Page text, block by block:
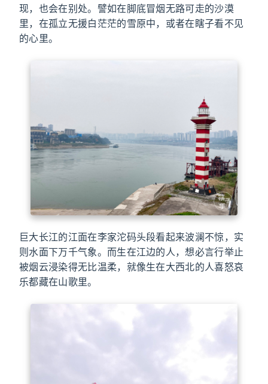
现，也会在别处。譬如在脚底冒烟无路可走的沙漠
里，在孤立无援白茫茫的雪原中，或者在瞎子看不见
的心里。
巨大长江的江面在李家沱码头段看起来波澜不惊，实
则水面下万千气象。而生在江边的人，想必言行举止
被烟云浸染得无比温柔，就像生在大西北的人喜怒哀
乐都藏在山歌里。